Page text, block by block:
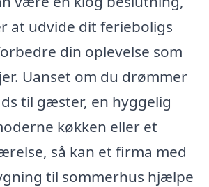
at udvide dit ferieboligs
din oplevelse som
Uanset om du drømmer
til gæster, en hyggelig
køkken eller et
så kan et firma med
til sommerhus hjælpe